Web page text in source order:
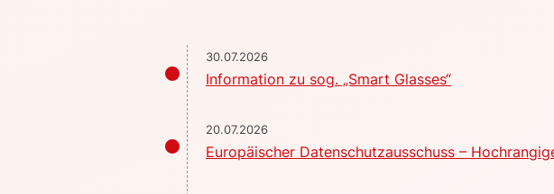
30.07.2026
Information zu sog. „Smart Glasses“
20.07.2026
Europäischer Datenschutzausschuss –